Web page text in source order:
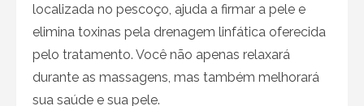
localizada no pescoço, ajuda a firmar a pele e
elimina toxinas pela drenagem linfática oferecida
pelo tratamento. Você não apenas relaxará
durante as massagens, mas também melhorará
sua saúde e sua pele.